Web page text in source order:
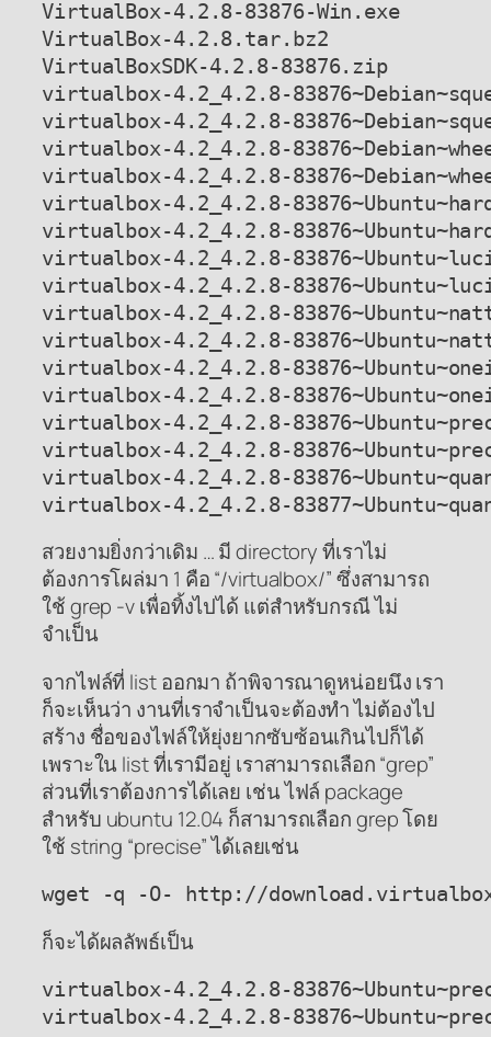
VirtualBox-4.2.8-83876-Win.exe
VirtualBox-4.2.8.tar.bz2
VirtualBoxSDK-4.2.8-83876.zip
virtualbox-4.2_4.2.8-
virtualbox-4.2_4.2.8-
virtualbox-4.2_4.2.8-
virtualbox-4.2_4.2.8-
virtualbox-4.2_4.2.8-
virtualbox-4.2_4.2.8-
virtualbox-4.2_4.2.8-
virtualbox-4.2_4.2.8-
virtualbox-4.2_4.2.8-
virtualbox-4.2_4.2.8-
virtualbox-4.2_4.2.8-
virtualbox-4.2_4.2.8-
virtualbox-4.2_4.2.8-
virtualbox-4.2_4.2.8-
virtualbox-4.2_4.2.8-
virtualbox-4.2_4.2.8-
สวยงามยิ่งกว่าเดิม … มี directory ที่เราไม่
ต้องการโผล่มา 1 คือ “/virtualbox/” ซึ่งสามารถ
ใช้ grep -v เพื่อทิ้งไปได้ แต่สำหรับกรณี ไม่
จำเป็น
จากไฟล์ที่ list ออกมา ถ้าพิจารณาดูหน่อยนึง เรา
ก็จะเห็นว่า งานที่เราจำเป็นจะต้องทำ ไม่ต้องไป
สร้าง ชื่อของไฟล์ให้ยุ่งยากซับซ้อนเกินไปก็ได้
เพราะใน list ที่เรามีอยู่ เราสามารถเลือก “grep”
ส่วนที่เราต้องการได้เลย เช่น ไฟล์ package
สำหรับ ubuntu 12.04 ก็สามารถเลือก grep โดย
ใช้ string “precise” ได้เลยเช่น
wget -q -O- http://
ก็จะได้ผลลัพธ์เป็น
virtualbox-4.2_4.2.8-
virtualbox-4.2_4.2.8-